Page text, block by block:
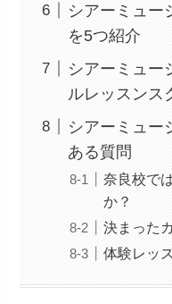
シアーミュー
を5つ紹介
シアーミュー
ルレッスンス
シアーミュー
ある質問
奈良校で
か？
決まった
体験レッ